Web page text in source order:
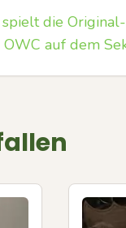
die
auf dem